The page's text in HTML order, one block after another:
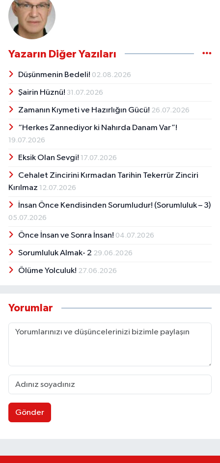
Yazarın Diğer Yazıları
Düşünmenin Bedeli! 02.08.2026
Şairin Hüznü! 31.07.2026
Zamanın Kıymeti ve Hazırlığın Gücü! 26.07.2026
“Herkes Zannediyor ki Nahırda Danam Var”!
19.07.2026
Eksik Olan Sevgi! 17.07.2026
Cehalet Zincirini Kırmadan Tarihin Tekerrür Zinciri
Kırılmaz 12.07.2026
İnsan Önce Kendisinden Sorumludur! (Sorumluluk – 3)
05.07.2026
Önce İnsan ve Sonra İnsan! 04.07.2026
Sorumluluk Almak- 2 29.06.2026
Ölüme Yolculuk! 27.06.2026
Yorumlar
Gönder